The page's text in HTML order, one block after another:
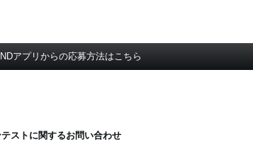
アプリからの応募方法はこちら
テストに関するお問い合わせ